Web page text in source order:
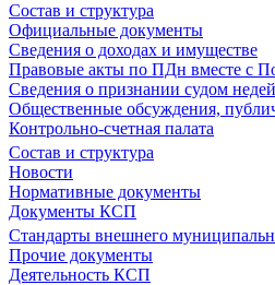
Состав и структура
Официальные документы
Сведения о доходах и имуществе
Правовые акты по ПДн вместе с
Сведения о признании судом
Общественные обсуждения,
Контрольно-счетная палата
Состав и структура
Новости
Нормативные документы
Документы КСП
Стандарты внешнего
Прочие документы
Деятельность КСП